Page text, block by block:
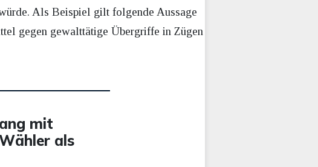
Als Beispiel gilt folgende Aussage
gegen gewalttätige Übergriffe in Zügen
mit
als